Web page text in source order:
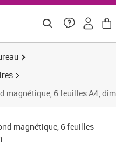
6 feuilles A4,